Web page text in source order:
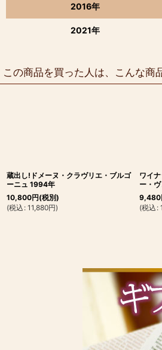
2016年
2021年
この商品を買った人は、こんな商
蔵出し!ドメーヌ・クラヴリエ・ブルゴ
ーニュ 1994年
10,800円(税別)
(税込 : 11,880円)
ワイ
ー・
9,480
(税込 :